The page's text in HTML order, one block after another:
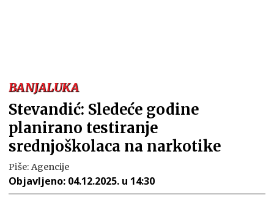
BANJALUKA
Stevandić: Sledeće godine
planirano testiranje
srednjoškolaca na narkotike
Piše: Agencije
Objavljeno: 04.12.2025. u 14:30